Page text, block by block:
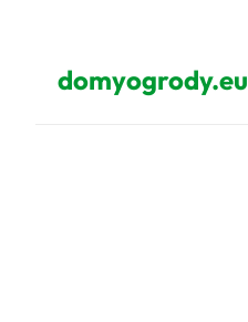
domyogrody.eu